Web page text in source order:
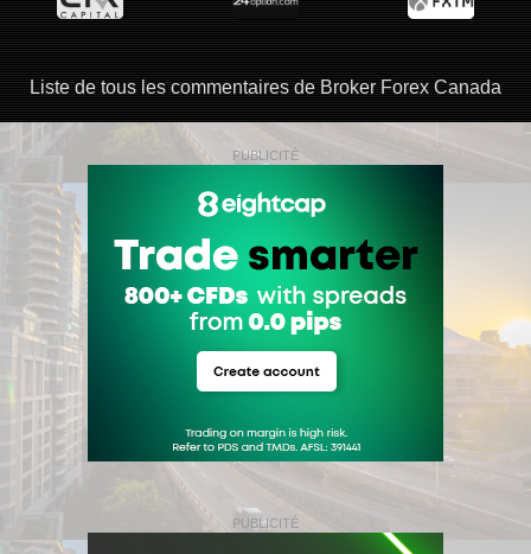
Liste de tous les commentaires de Broker Forex Canada
PUBLICITÉ
PUBLICITÉ